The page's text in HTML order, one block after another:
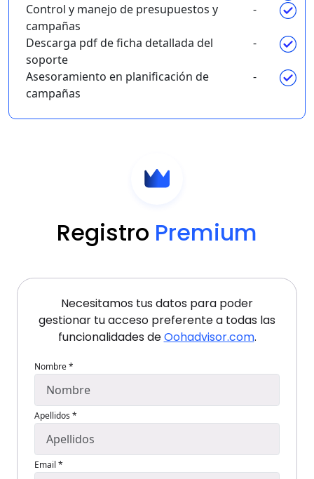
Control y manejo de presupuestos y
campañas
-
Descarga pdf de ficha detallada del
soporte
-
Asesoramiento en planificación de
campañas
-
Registro Premium
Necesitamos tus datos para poder
gestionar tu acceso preferente a todas las
funcionalidades deOohadvisor.com.
Nombre *
Apellidos *
Email *